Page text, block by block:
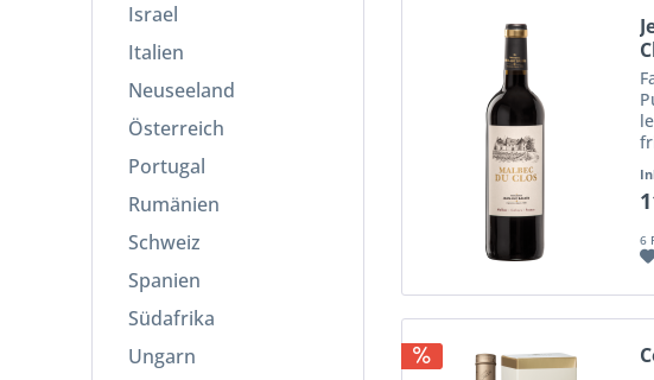
Israel
Italien
Neuseeland
Österreich
Portugal
Rumänien
Schweiz
Spanien
Südafrika
Ungarn
6